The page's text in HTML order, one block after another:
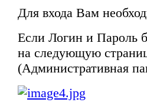
Для входа Вам
Если Логин и Пароль
на следующую
(Административная